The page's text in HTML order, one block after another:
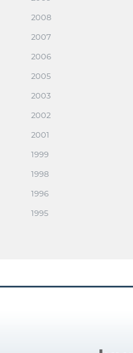
2008
2007
2006
2005
2003
2002
2001
1999
1998
1996
1995